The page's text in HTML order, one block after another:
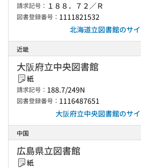
請求記号： １８８．７２／Ｒ
図書登録番号： 1111821532
北海道立図書館のサ
近畿
大阪府立中央図書館
紙
請求記号： 188.7/249N
図書登録番号： 1116487651
大阪府立中央図書館のサ
中国
広島県立図書館
紙